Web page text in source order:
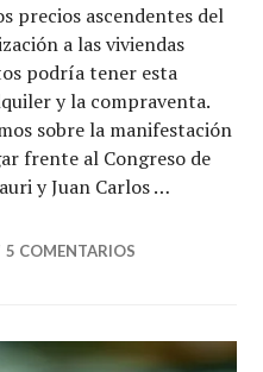
precios ascendentes del
a las viviendas
podría tener esta
y la compraventa.
sobre la manifestación
frente al Congreso de
y Juan Carlos …
penalizando a las
5 COMENTARIOS